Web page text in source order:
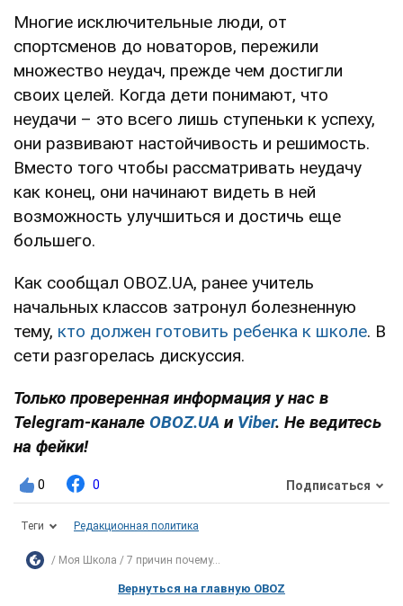
Многие исключительные люди, от
спортсменов до новаторов, пережили
множество неудач, прежде чем достигли
своих целей. Когда дети понимают, что
неудачи – это всего лишь ступеньки к успеху,
они развивают настойчивость и решимость.
Вместо того чтобы рассматривать неудачу
как конец, они начинают видеть в ней
возможность улучшиться и достичь еще
большего.
Как сообщал OBOZ.UA, ранее учитель
начальных классов затронул болезненную
тему, кто должен готовить ребенка к школе. В
сети разгорелась дискуссия.
Только проверенная информация у нас в
Telegram-канале OBOZ.UA и Viber. Не ведитесь
на фейки!
0 0 Подписаться
Теги Редакционная политика
Моя Школа 7 причин почему...
Вернуться на главную OBOZ